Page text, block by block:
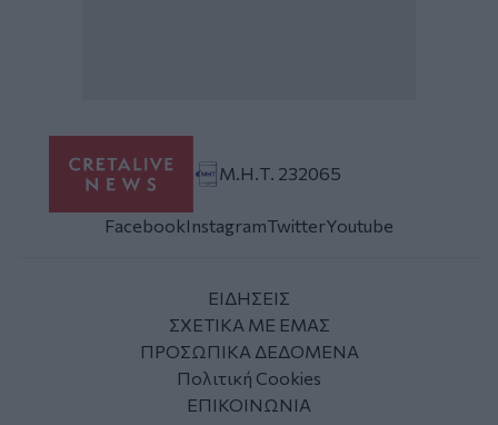
Μ.Η.Τ. 232065
FacebookInstagramTwitterYoutube
ΕΙΔΗΣΕΙΣ
ΣΧΕΤΙΚΑ ΜΕ ΕΜΑΣ
ΠΡΟΣΩΠΙΚΑ ΔΕΔΟΜΕΝΑ
Πολιτική Cookies
ΕΠΙΚΟΙΝΩΝΙΑ